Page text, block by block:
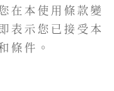
在本使用條款變
表示您已接受本
條件。